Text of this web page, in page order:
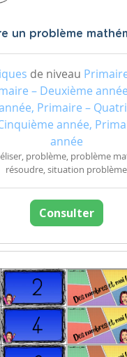
un problème
de niveau
– Deuxième
Primaire –
année,
année
problème, problème
résoudre, situation problème
Consulter